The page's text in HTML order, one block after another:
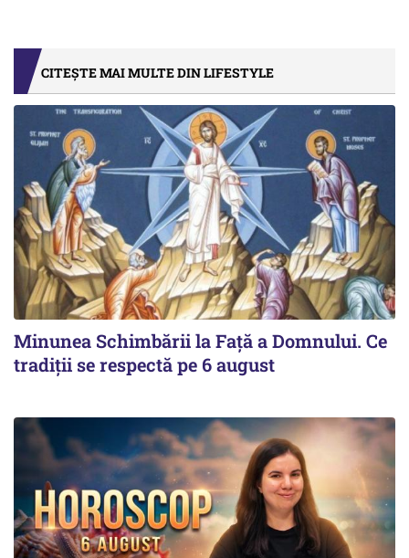
CITEȘTE MAI MULTE DIN LIFESTYLE
Minunea Schimbării la Față a Domnului. Ce
tradiții se respectă pe 6 august